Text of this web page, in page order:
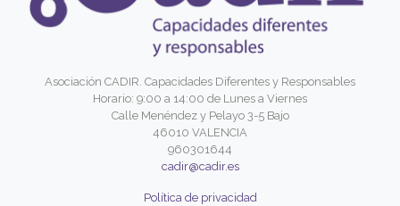
Asociación CADIR. Capacidades Diferentes y Responsables
Horario: 9:00 a 14:00 de Lunes a Viernes
Calle Menéndez y Pelayo 3-5 Bajo
46010 VALENCIA
960301644
cadir@cadir.es
Política de privacidad